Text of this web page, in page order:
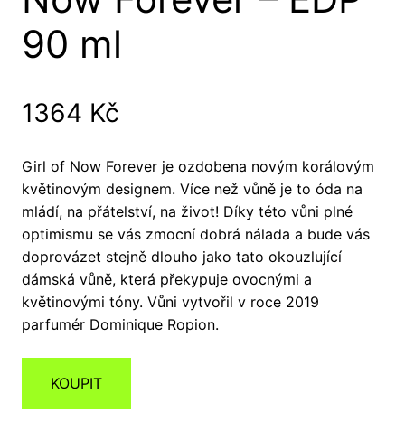
90 ml
1364 Kč
Girl of Now Forever je ozdobena novým korálovým
květinovým designem. Více než vůně je to óda na
mládí, na přátelství, na život! Díky této vůni plné
optimismu se vás zmocní dobrá nálada a bude vás
doprovázet stejně dlouho jako tato okouzlující
dámská vůně, která překypuje ovocnými a
květinovými tóny. Vůni vytvořil v roce 2019
parfumér Dominique Ropion.
KOUPIT